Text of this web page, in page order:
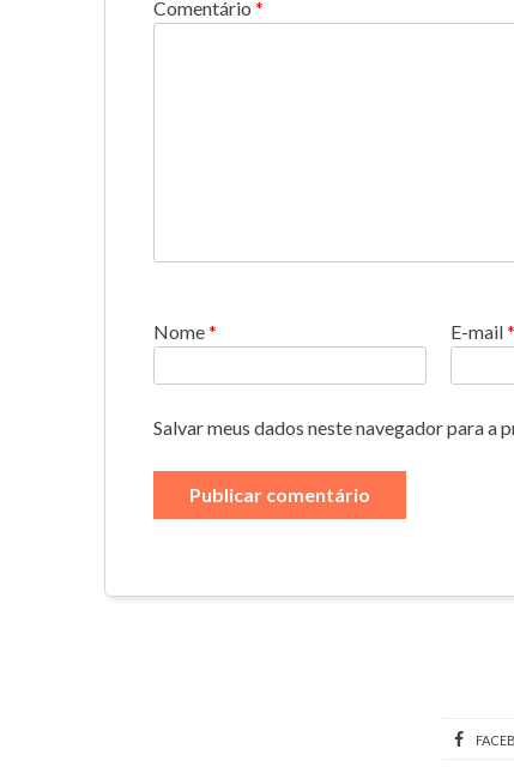
Comentário *
Nome* E-mail*
Salvar meus dados neste navegador para a